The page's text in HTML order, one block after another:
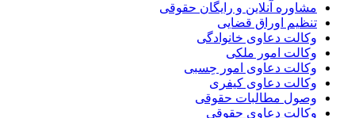
مشاوره آنلاین و رایگان حقوقی
تنظیم اوراق قضایی
وکالت دعاوی خانوادگی
وکالت امور ملکی
وکالت دعاوی امور حِسبی
وکالت دعاوی کیفری
وصول مطالبات حقوقی
وکالت دعاوی حقوقی